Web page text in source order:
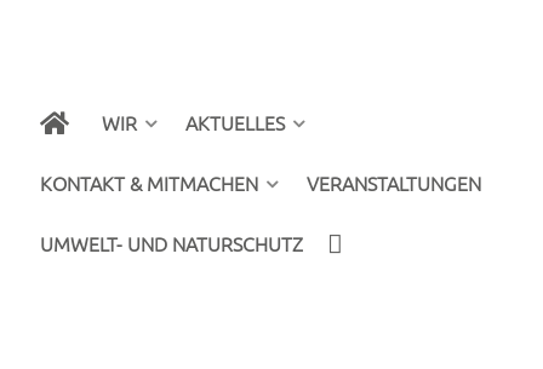
WIR AKTUELLES
KONTAKT & MITMACHEN VERANSTALTUNGEN
UMWELT- UND NATURSCHUTZ